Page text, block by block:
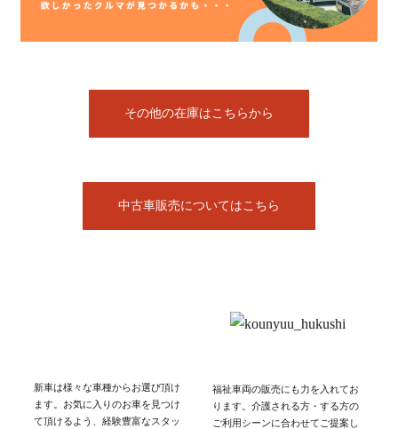
その他の在庫はこちらから
中古車販売についてはこちら
新車は様々な車種からお選び頂け
ます。お気に入りのお車を見つけ
て頂けるよう、経験豊富なスタッ
福祉車両の販売にも力を入れてお
ります。介護される方・する方の
ご利用シーンに合わせてご提案し